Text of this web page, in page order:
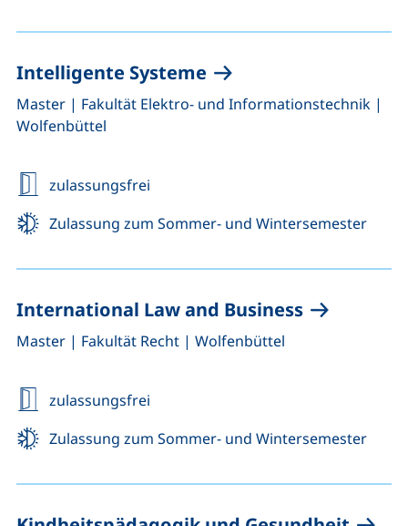
Intelligente Systeme
Master, | Fakultät Elektro- und Informationstechnik |
Wolfenbüttel
zulassungsfrei
Zulassung zum Sommer- und Wintersemester
International Law and Business
Master, | Fakultät Recht, | Wolfenbüttel
zulassungsfrei
Zulassung zum Sommer- und Wintersemester